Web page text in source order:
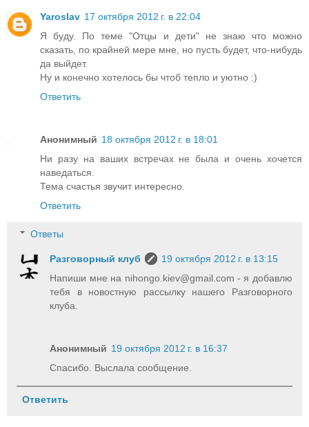
Yaroslav 17 октября 2012 г. в 22:04
Я буду. По теме "Отцы и дети" не знаю что можно
сказать, по крайней мере мне, но пусть будет, что-нибудь
да выйдет.
Ну и конечно хотелось бы чтоб тепло и уютно :)
Ответить
Анонимный 18 октября 2012 г. в 18:01
Ни разу на ваших встречах не была и очень хочется
наведаться.
Тема счастья звучит интересно.
Ответить
Ответы
Разговорный клуб
19 октября 2012 г. в 13:15
Напиши мне на nihongo.kiev@gmail.com - я добавлю
тебя в новостную рассылку нашего Разговорного
клуба.
Анонимный 19 октября 2012 г. в 16:37
Спасибо. Выслала сообщение.
Ответить